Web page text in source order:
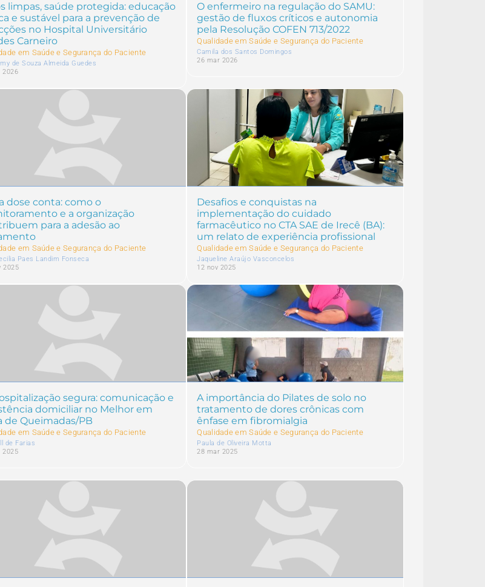
limpas, saúde protegida: educação
e sustável para a prevenção de
no Hospital Universitário
Carneiro
em Saúde e Segurança do Paciente
de Souza Almeida Guedes
2026
O enfermeiro na regulação do SAMU:
gestão de fluxos críticos e autonomia
pela Resolução COFEN 713/2022
Qualidade em Saúde e Segurança do Paciente
Camila dos Santos Domingos
26 mar 2026
dose conta: como o
e a organização
para a adesão ao
em Saúde e Segurança do Paciente
Paes Landim Fonseca
2025
Desafios e conquistas na
implementação do cuidado
farmacêutico no CTA SAE de Irecê (BA):
um relato de experiência profissional
Qualidade em Saúde e Segurança do Paciente
Jaqueline Araújo Vasconcelos
12 nov 2025
segura: comunicação e
domiciliar no Melhor em
de Queimadas/PB
em Saúde e Segurança do Paciente
de Farias
2025
A importância do Pilates de solo no
tratamento de dores crônicas com
ênfase em fibromialgia
Qualidade em Saúde e Segurança do Paciente
Paula de Oliveira Motta
28 mar 2025